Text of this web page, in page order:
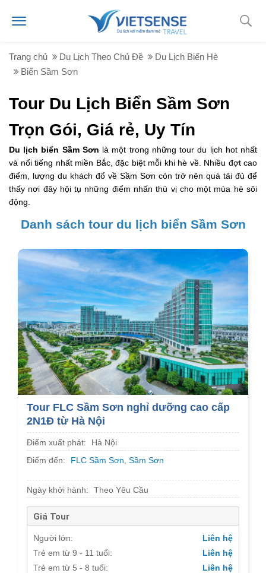
Trang chủ Du Lịch Theo Chủ Đề
Du Lịch Biển Hè
Biển Sầm Sơn
Tour Du Lịch Biển Sầm Sơn
Trọn Gói, Giá rẻ, Uy Tín
Du lịch biển Sầm Sơn là một trong những tour du lịch hot nhất
và nổi tiếng nhất miền Bắc, đặc biệt mỗi khi hè về. Nhiều đợt cao
điểm, lượng du khách đổ về Sầm Sơn còn trở nên quá tải đủ để
thấy nơi đây hội tụ những điểm nhấn thú vị cho một mùa hè sôi
động.
Danh sách tour du lịch biển Sầm Sơn
Tour FLC Sầm Sơn nghỉ dưỡng cao cấp
2N1Đ từ Hà Nội
Điểm xuất phát:
Hà Nội
Điểm đến:
FLC Sầm Sơn Sầm Sơn
Ngày khởi hành: Theo Yêu Cầu
Giá Tour
Người lớn:
Liên hệ
Trẻ em từ 9 - 11 tuổi:
Liên hệ
Trẻ em từ 5 - 8 tuổi:
Liên hệ